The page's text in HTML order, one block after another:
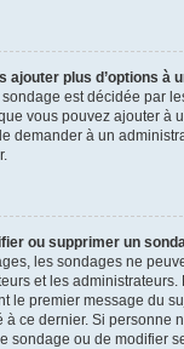
ajouter plus d’options à
sondage est décidée par
vous pouvez ajouter à
demander à un
ou supprimer un
les sondages ne
et les
le premier message du
ce dernier. Si personne
sondage ou de modifier